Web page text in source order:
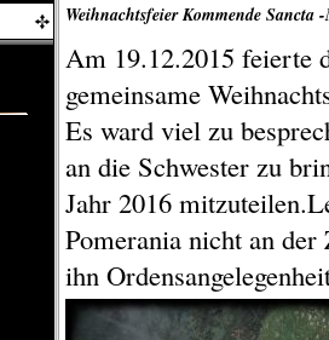
Weihnachtsfeier Kommende Sancta
Am 19.12.2015 feierte
gemeinsame
Es ward viel zu
an die Schwester zu
Jahr 2016
Pomerania nicht an
ihn